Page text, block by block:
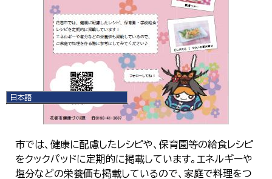
日本語
简体中文
繁體中文
市では、健康に配慮したレシピや、保育園等の給食レシピ
をクックパッドに定期的に掲載しています。エネルギーや
塩分などの栄養価も掲載しているので、家庭で料理をつ